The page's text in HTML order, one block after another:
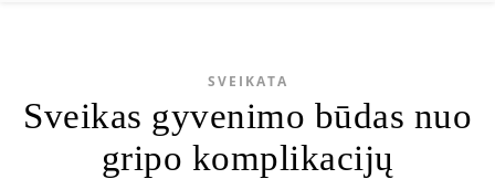
SVEIKATA
Sveikas gyvenimo būdas nuo
gripo komplikacijų